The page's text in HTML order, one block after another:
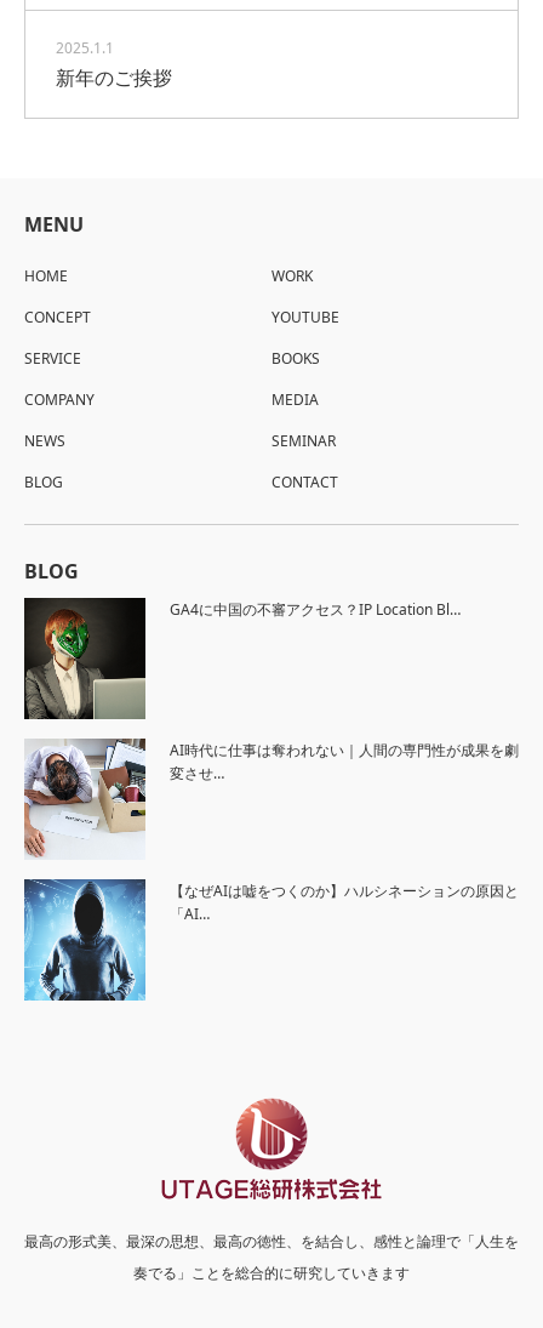
2025.1.1
新年のご挨拶
MENU
HOME
CONCEPT
SERVICE
COMPANY
NEWS
BLOG
WORK
YOUTUBE
BOOKS
MEDIA
SEMINAR
CONTACT
BLOG
GA4に中国の不審アクセス？IP Location Bl…
AI時代に仕事は奪われない｜人間の専門性が成果を劇
変させ…
【なぜAIは嘘をつくのか】ハルシネーションの原因と
「AI…
最高の形式美、最深の思想、最高の徳性、を結合し、感性と論理で「人生を
奏でる」ことを総合的に研究していきます